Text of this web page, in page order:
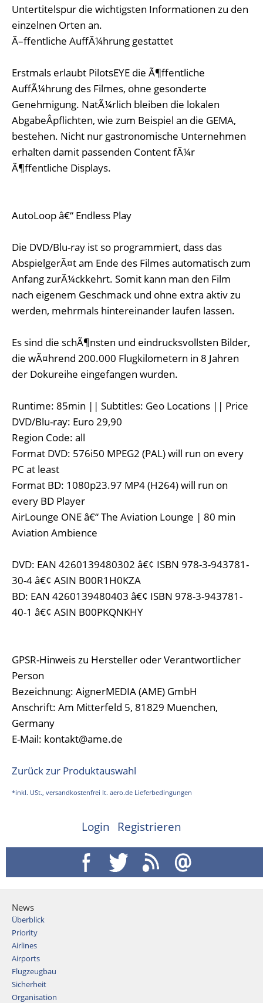
Untertitelspur die wichtigsten Informationen zu den
einzelnen Orten an.
Ã–ffentliche AuffÃ¼hrung gestattet
Erstmals erlaubt PilotsEYE die Ã¶ffentliche
AuffÃ¼hrung des Filmes, ohne gesonderte
Genehmigung. NatÃ¼rlich bleiben die lokalen
AbgabeÂ­pflichten, wie zum Beispiel an die GEMA,
bestehen. Nicht nur gastronomische Unternehmen
erhalten damit passenden Content fÃ¼r
Ã¶ffentliche Displays.
AutoLoop â€“ Endless Play
Die DVD/Blu-ray ist so programmiert, dass das
AbspielgerÃ¤t am Ende des Filmes automatisch zum
Anfang zurÃ¼ckkehrt. Somit kann man den Film
nach eigenem Geschmack und ohne extra aktiv zu
werden, mehrmals hintereinander laufen lassen.
Es sind die schÃ¶nsten und eindrucksvollsten Bilder,
die wÃ¤hrend 200.000 Flugkilometern in 8 Jahren
der Dokureihe eingefangen wurden.
Runtime: 85min || Subtitles: Geo Locations || Price
DVD/Blu-ray: Euro 29,90
Region Code: all
Format DVD: 576i50 MPEG2 (PAL) will run on every
PC at least
Format BD: 1080p23.97 MP4 (H264) will run on
every BD Player
AirLounge ONE â€“ The Aviation Lounge | 80 min
Aviation Ambience
DVD: EAN 4260139480302 â€¢ ISBN 978-3-943781-
30-4 â€¢ ASIN B00R1H0KZA
BD: EAN 4260139480403 â€¢ ISBN 978-3-943781-
40-1 â€¢ ASIN B00PKQNKHY
GPSR-Hinweis zu Hersteller oder Verantwortlicher
Person
Bezeichnung: AignerMEDIA (AME) GmbH
Anschrift: Am Mitterfeld 5, 81829 Muenchen,
Germany
E-Mail: kontakt@ame.de
Zurück zur Produktauswahl
*inkl. USt., versandkostenfrei lt. aero.de Lieferbedingungen
Login Registrieren
News
Überblick
Priority
Airlines
Airports
Flugzeugbau
Sicherheit
Organisation